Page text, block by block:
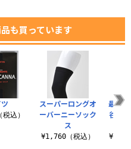
も買っています
込）
スーパーロングオ
ーバーニーソック
ス
¥1,760（税込）
最上
谷改